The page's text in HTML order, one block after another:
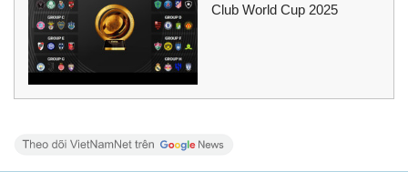
Club World Cup 2025